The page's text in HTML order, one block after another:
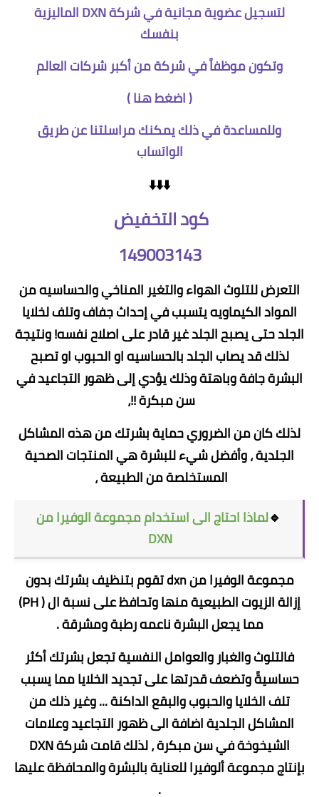
لتسجيل عضوية مجانية في شركة DXN الماليزية
بنفسك
وتكون موظفاً في شركة من أكبر شركات العالم
(اضغط هنا)
وللمساعدة في ذلك يمكنك مراسلتنا عن طريق
الواتساب
⬇️⬇️⬇️
كود التخفيض
149003143
التعرض للتلوث الهواء والتغير المناخي والحساسيه من
المواد الكيماويه يتسبب في إحداث جفاف وتلف لخلايا
الجلد حتى يصبح الجلد غير قادر على اصلاح نفسه! ونتيجة
لذلك قد يصاب الجلد بالحساسيه او الحبوب او تصبح
البشرة جافة وباهتة وذلك يؤدي إلى ظهور التجاعيد في
سن مبكرة !!،
لذلك كان من الضروري حماية بشرتك من هذه المشاكل
الجلدية ، وأفضل شيء للبشرة هي المنتجات الصحية
المستخلصة من الطبيعة ،
🔹لماذا احتاج الى استخدام مجموعة الوفيرا من
DXN
مجموعة الوفيرا من dxn تقوم بتنظيف بشرتك بدون
إزالة الزيوت الطبيعية منها وتحافظ على نسبة ال ( PH)
مما يجعل البشرة ناعمه رطبة ومشرقة .
فالتلوث والغبار والعوامل النفسية تجعل بشرتك أكثر
حساسيةً وتضعف قدرتها على تجديد الخلايا مما يسبب
تلف الخلايا والحبوب والبقع الداكنة ... وغير ذلك من
المشاكل الجلدية اضافة الى ظهور التجاعيد وعلامات
الشيخوخة في سن مبكرة ، لذلك قامت شركة DXN
بإنتاج مجموعة ألوفيرا للعناية بالبشرة والمحافظة عليها
.